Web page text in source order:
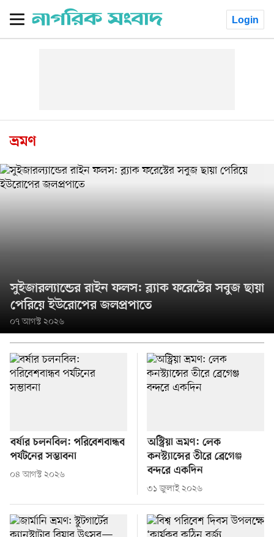
Login
ভ্রমণ
সুইজারল্যান্ডের রাইন ফলস: ব্ল্যাক ফরেস্টের সবুজ ছায়া
পেরিয়ে ইউরোপের জলপ্রপাতে
০৭ আগস্ট ২০২৬
বর্ষার চলনবিল: পরিবেশবান্ধব
পর্যটনের সম্ভাবনা
০৪ আগস্ট ২০২৬
অস্ট্রিয়া ভ্রমণ: লেক
কনস্ট্যান্সের তীরে ব্রেগেঞ্জ
বন্দরে একদিন
৩১ জুলাই ২০২৬